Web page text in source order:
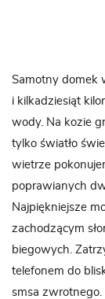
Samotny domek
i kilkadziesiąt
wody. Na kozie
tylko światło
wietrze
poprawianych
Najpiękniejsze
zachodzącym
biegowych.
telefonem do
smsa zwrotnego.